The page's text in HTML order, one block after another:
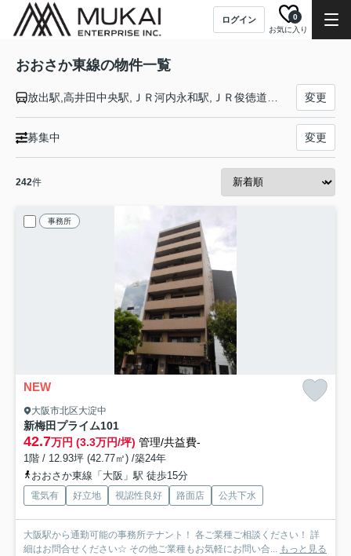
ログイン
お気に入り
0
おおさか東線の物件一覧
変更
募集中 変更
242件
事務所
NEW
大阪市北区大淀中
新梅田プライム101
42.7万円 (3.3万円/坪) 管理/共益費-
1階 / 12.93坪 (42.77㎡) /築24年
おおさか東線「大阪」駅 徒歩15分
電気有 好立地 視認性良好 路面店 公共下水
大阪駅から通勤可能の事務所テナント！ 各ご業種ご相談ください！ 詳
細はお問合せください☆ その他ご業種もお気軽にお問い合... もっと見る